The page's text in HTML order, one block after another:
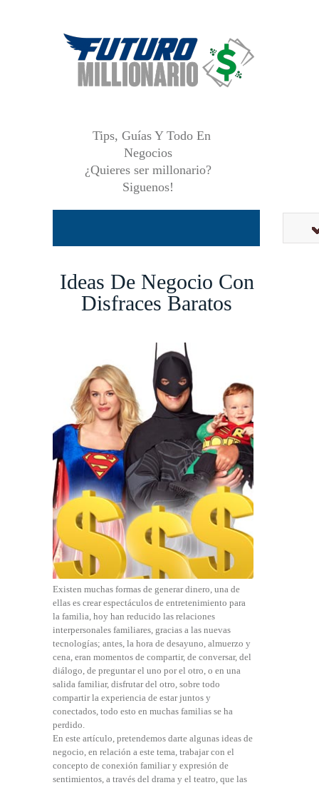
Tips, Guías Y Todo En
Negocios
¿Quieres ser millonario?
Siguenos!
Ideas De Negocio Con
Disfraces Baratos
Existen muchas formas de generar dinero, una de
ellas es crear espectáculos de entretenimiento para
la familia, hoy han reducido las relaciones
interpersonales familiares, gracias a las nuevas
tecnologías; antes, la hora de desayuno, almuerzo y
cena, eran momentos de compartir, de conversar, del
diálogo, de preguntar el uno por el otro, o en una
salida familiar, disfrutar del otro, sobre todo
compartir la experiencia de estar juntos y
conectados, todo esto en muchas familias se ha
perdido.
En este artículo, pretendemos darte algunas ideas de
negocio, en relación a este tema, trabajar con el
concepto de conexión familiar y expresión de
sentimientos, a través del drama y el teatro, que las